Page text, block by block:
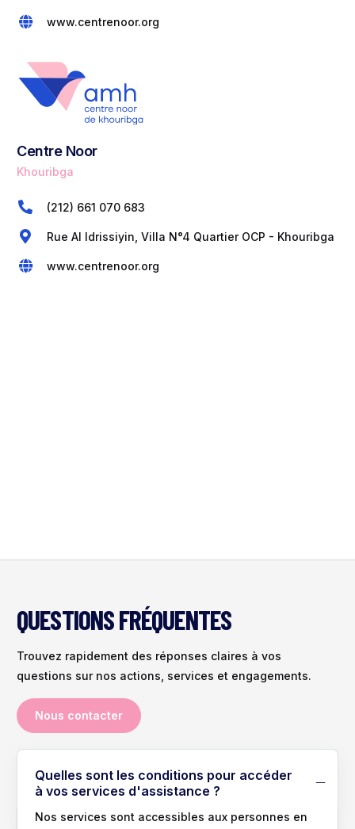
www.centrenoor.org
Centre Noor
Khouribga
(212) 661 070 683
Rue Al Idrissiyin, Villa N°4 Quartier OCP - Khouribga
www.centrenoor.org
QUESTIONS FRÉQUENTES
Trouvez rapidement des réponses claires à vos
questions sur nos actions, services et engagements.
Nous contacter
Quelles sont les conditions pour accéder
à vos services d'assistance ?
Nos services sont accessibles aux personnes en